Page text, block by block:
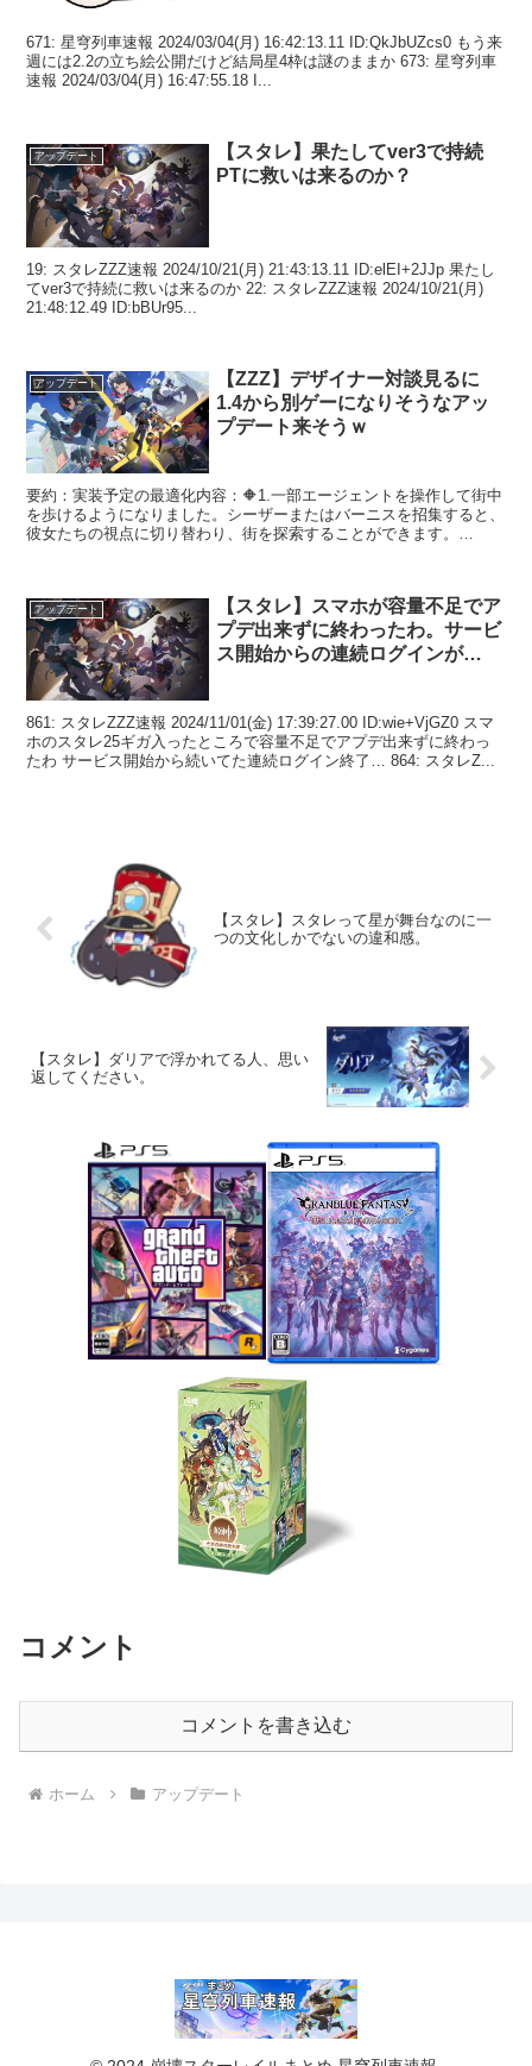
671: 星穹列車速報 2024/03/04(月) 16:42:13.11 ID:QkJbUZcs0 もう来
週には2.2の立ち絵公開だけど結局星4枠は謎のままか 673: 星穹列車
速報 2024/03/04(月) 16:47:55.18 I...
アップデート
【スタレ】果たしてver3で持続
PTに救いは来るのか？
19: スタレZZZ速報 2024/10/21(月) 21:43:13.11 ID:elEI+2JJp 果たし
てver3で持続に救いは来るのか 22: スタレZZZ速報 2024/10/21(月)
21:48:12.49 ID:bBUr95...
アップデート
【ZZZ】デザイナー対談見るに
1.4から別ゲーになりそうなアッ
プデート来そうｗ
要約：実装予定の最適化内容：🔶1.一部エージェントを操作して街中
を歩けるようになりました。シーザーまたはバーニスを招集すると、
彼女たちの視点に切り替わり、街を探索することができます。
アップデート
【スタレ】スマホが容量不足でア
プデ出来ずに終わったわ。サービ
ス開始からの連続ログインが…
861: スタレZZZ速報 2024/11/01(金) 17:39:27.00 ID:wie+VjGZ0 スマ
ホのスタレ25ギガ入ったところで容量不足でアプデ出来ずに終わっ
たわ サービス開始から続いてた連続ログイン終了… 864: スタレZ...
【スタレ】スタレって星が舞台なのに一
つの文化しかでないの違和感。
【スタレ】ダリアで浮かれてる人、思い
返してください。
コメント
コメントを書き込む
ホーム アップデート